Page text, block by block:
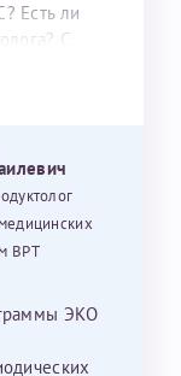
на сколько
давнюю
протяжении
Есть ли
С
ВРТ
ЭКО